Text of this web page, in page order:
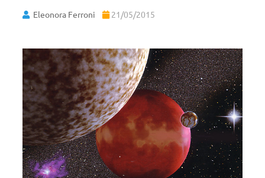
Eleonora Ferroni 21/05/2015